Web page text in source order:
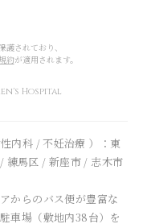
されており、
約が適用されます。
Hospital
内科 / 不妊治療 ）：東
練馬区 / 新座市 / 志木市
からのバス便が豊富な
車場（敷地内38台）を